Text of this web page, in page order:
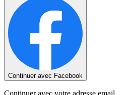
Continuer avec Facebook
Continuer avec votre adresse email